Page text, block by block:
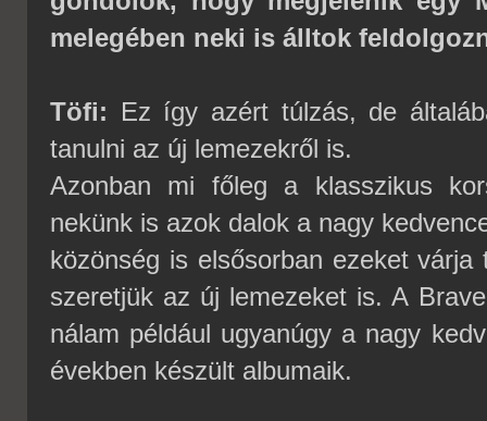
melegében neki is álltok
Töfi: Ez így azért túlzás, de
tanulni az új lemezekről is.
Azonban mi főleg a klasszikus
nekünk is azok dalok a nagy
közönség is elsősorban ezeket
szeretjük az új lemezeket is. A
nálam például ugyanúgy a nagy
években készült albumaik.